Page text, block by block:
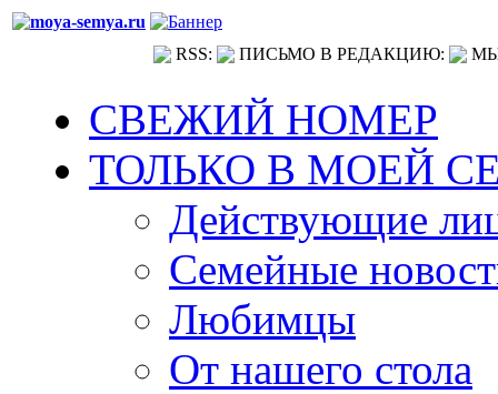
RSS: ПИСЬМО В РЕДАКЦИЮ:
СВЕЖИЙ НОМЕР
ТОЛЬКО В МОЕЙ
Действующие
Семейные
Любимцы
От нашего стола